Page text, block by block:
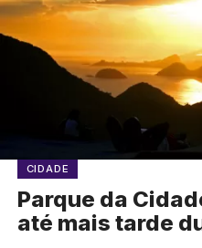
CIDADE
Parque da
até mais tarde